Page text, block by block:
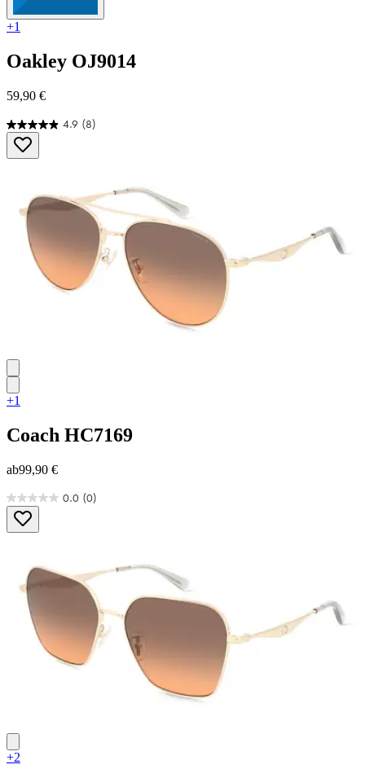
+1
Oakley OJ9014
59,90 €
4.9 (8)
4.9
von
5
Bewertungen
+1
Coach HC7169
ab99,90 €
0.0 (0)
0.0
von
5
+2